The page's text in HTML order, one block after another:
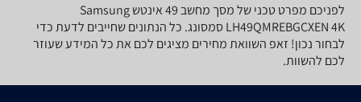
לפניכם מפרט טכני של מסך מחשב ‏49 ‏אינטש Samsung
LH49QMREBGCXEN 4K סמסונג. כל הנתונים שחייבים לדעת כדי
לבחור נכון! זאפ השוואת מחירים מציגים לכם את כל המידע שעוזר
לכם להשוות.